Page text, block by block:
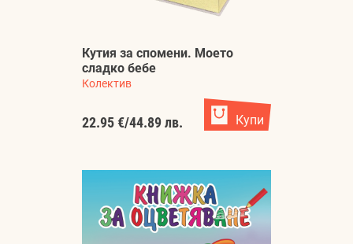
Кутия за спомени. Моето
сладко бебе
Колектив
22.95 €/44.89 лв. Купи